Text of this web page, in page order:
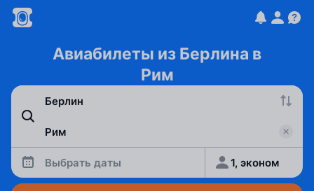
Авиабилеты из Берлина в
Рим
Выбрать даты 1, эконом